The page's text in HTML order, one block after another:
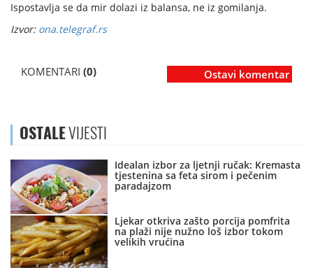
Ispostavlja se da mir dolazi iz balansa, ne iz gomilanja.
Izvor: ona.telegraf.rs
KOMENTARI (0) Ostavi komentar
OSTALEVIJESTI
Idealan izbor za ljetnji ručak: Kremasta
tjestenina sa feta sirom i pečenim
paradajzom
Ljekar otkriva zašto porcija pomfrita
na plaži nije nužno loš izbor tokom
velikih vrućina